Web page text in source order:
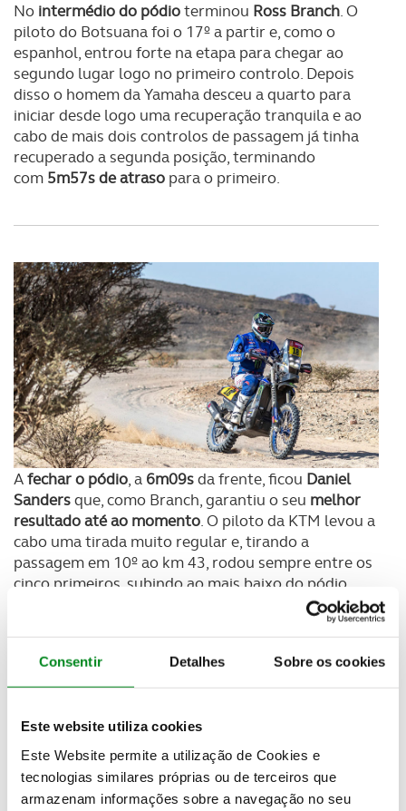
Consentir Detalhes Sobre os cookies
Este website utiliza cookies
Este Website permite a utilização de Cookies e
tecnologias similares próprias ou de terceiros que
armazenam informações sobre a navegação no seu
No intermédio do pódioterminou Ross Branch. O
piloto do Botsuana foi o 17º a partir e, como o
espanhol, entrou forte na etapa para chegar ao
segundo lugar logo no primeiro controlo. Depois
disso o homem da Yamaha desceu a quarto para
iniciar desde logo uma recuperação tranquila e ao
cabo de mais dois controlos de passagem já tinha
recuperado a segunda posição, terminando
com 5m57s de atraso para o primeiro.
Afechar o pódio, a 6m09sda frente, ficou Daniel
Sandersque, como Branch, garantiu o seu melhor
resultado até ao momento. O piloto da KTM levou a
cabo uma tirada muito regular e, tirando a
passagem em 10º ao km 43, rodou sempre entre os
cinco primeiros, subindo ao mais baixo do pódio
Xavier de
e terminar quinto com a
Luciano Benavides, também da Husqvarna
(+6m22s).